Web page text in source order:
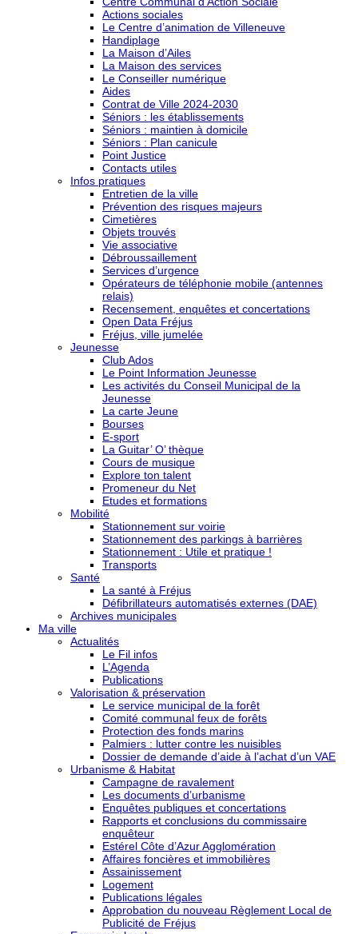
Actions sociales
Le Centre d’animation de Villeneuve
Handiplage
La Maison d’Ailes
La Maison des services
Le Conseiller numérique
Aides
Contrat de Ville 2024-2030
Séniors : les établissements
Séniors : maintien à domicile
Séniors : Plan canicule
Point Justice
Contacts utiles
Infos pratiques
Entretien de la ville
Prévention des risques majeurs
Cimetières
Objets trouvés
Vie associative
Débroussaillement
Services d’urgence
Opérateurs de téléphonie mobile (antennes
relais)
Recensement, enquêtes et concertations
Open Data Fréjus
Fréjus, ville jumelée
Jeunesse
Club Ados
Le Point Information Jeunesse
Les activités du Conseil Municipal de la
Jeunesse
La carte Jeune
Bourses
E-sport
La Guitar’ O’ thèque
Cours de musique
Explore ton talent
Promeneur du Net
Etudes et formations
Mobilité
Stationnement sur voirie
Stationnement des parkings à barrières
Stationnement : Utile et pratique !
Transports
Santé
La santé à Fréjus
Défibrillateurs automatisés externes (DAE)
Archives municipales
Ma ville
Actualités
Le Fil infos
L’Agenda
Publications
Valorisation & préservation
Le service municipal de la forêt
Comité communal feux de forêts
Protection des fonds marins
Palmiers : lutter contre les nuisibles
Dossier de demande d’aide à l’achat d’un VAE
Urbanisme & Habitat
Campagne de ravalement
Les documents d’urbanisme
Enquêtes publiques et concertations
Rapports et conclusions du commissaire
enquêteur
Estérel Côte d’Azur Agglomération
Affaires foncières et immobilières
Assainissement
Logement
Publications légales
Approbation du nouveau Règlement Local de
Publicité de Fréjus